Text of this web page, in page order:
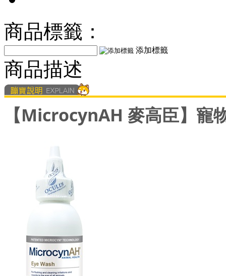
商品標籤：
添加標籤
商品描述
【MicrocynAH 麥高臣】